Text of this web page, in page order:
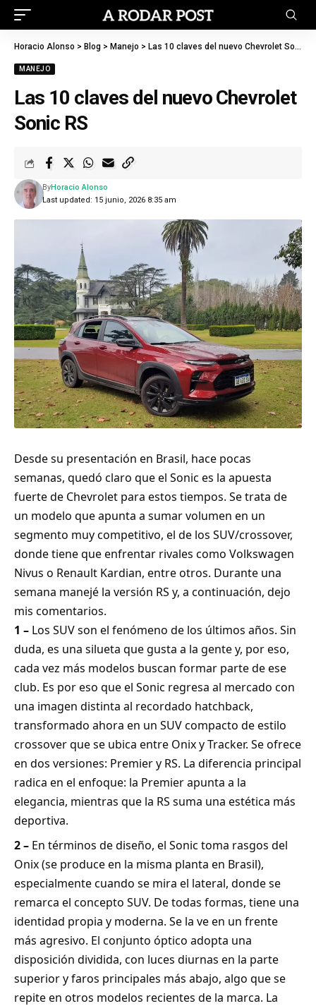
Horacio Alonso > Blog > Manejo > Las 10 claves del nuevo Chevrolet Sonic RS
MANEJO
Las 10 claves del nuevo Chevrolet
Sonic RS
Last updated: 15 junio, 2026 8:35 am
ByHoracio Alonso
Desde su presentación en Brasil, hace pocas
semanas, quedó claro que el Sonic es la apuesta
fuerte de Chevrolet para estos tiempos. Se trata de
un modelo que apunta a sumar volumen en un
segmento muy competitivo, el de los SUV/crossover,
donde tiene que enfrentar rivales como Volkswagen
Nivus o Renault Kardian, entre otros. Durante una
semana manejé la versión RS y, a continuación, dejo
mis comentarios.
1 – Los SUV son el fenómeno de los últimos años. Sin
duda, es una silueta que gusta a la gente y, por eso,
cada vez más modelos buscan formar parte de ese
club. Es por eso que el Sonic regresa al mercado con
una imagen distinta al recordado hatchback,
transformado ahora en un SUV compacto de estilo
crossover que se ubica entre Onix y Tracker. Se ofrece
en dos versiones: Premier y RS. La diferencia principal
radica en el enfoque: la Premier apunta a la
elegancia, mientras que la RS suma una estética más
deportiva.
2 – En términos de diseño, el Sonic toma rasgos del
Onix (se produce en la misma planta en Brasil),
especialmente cuando se mira el lateral, donde se
remarca el concepto SUV. De todas formas, tiene una
identidad propia y moderna. Se la ve en un frente
más agresivo. El conjunto óptico adopta una
disposición dividida, con luces diurnas en la parte
superior y faros principales más abajo, algo que se
repite en otros modelos recientes de la marca. La